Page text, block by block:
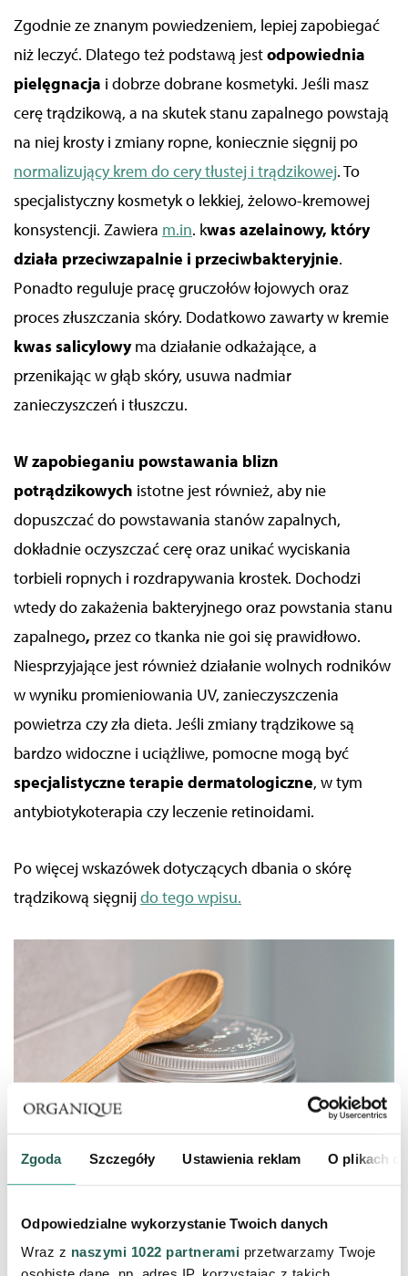
Zgoda Szczegóły Ustawienia reklam O plikach
Odpowiedzialne wykorzystanie Twoich danych
Wraz z naszymi 1022 partnerami przetwarzamy Twoje
Zgodnie ze znanym powiedzeniem, lepiej zapobiegać
niż leczyć. Dlatego też podstawą jestodpowiednia
pielęgnacja i dobrze dobrane kosmetyki. Jeśli masz
cerę trądzikową, a na skutek stanu zapalnego powstają
na niej krosty i zmiany ropne, koniecznie sięgnij po
normalizujący krem do cery tłustej i trądzikowej. To
specjalistyczny kosmetyk o lekkiej, żelowo-kremowej
konsystencji. Zawiera m.in. kwas azelainowy, który
działa przeciwzapalnie i przeciwbakteryjnie.
Ponadto reguluje pracę gruczołów łojowych oraz
proces złuszczania skóry. Dodatkowo zawarty w kremie
kwas salicylowyma działanie odkażające, a
przenikając w głąb skóry, usuwa nadmiar
zanieczyszczeń i tłuszczu.
W zapobieganiu powstawania blizn
potrądzikowych istotne jest również, aby nie
dopuszczać do powstawania stanów zapalnych,
dokładnie oczyszczać cerę oraz unikać wyciskania
torbieli ropnych i rozdrapywania krostek. Dochodzi
wtedy do zakażenia bakteryjnego oraz powstania stanu
zapalnego, przez co tkanka nie goi się prawidłowo.
Niesprzyjające jest również działanie wolnych rodników
w wyniku promieniowania UV, zanieczyszczenia
powietrza czy zła dieta. Jeśli zmiany trądzikowe są
bardzo widoczne i uciążliwe, pomocne mogą być
specjalistyczne terapie dermatologiczne, w tym
antybiotykoterapia czy leczenie retinoidami.
Po więcej wskazówek dotyczących dbania o skórę
trądzikową sięgnijdo tego wpisu.
BLIZNY POTRĄDZIKOWE - JAK SIĘ ICH
POZBYĆ?